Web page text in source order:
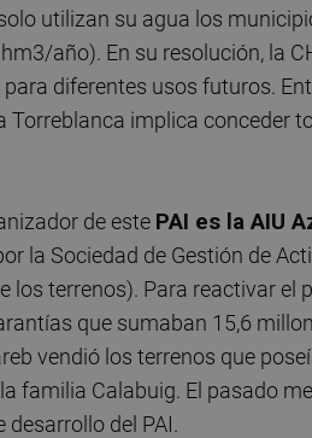
utilizan su agua los
año). En su resolución, la
para diferentes usos futuros.
Torreblanca implica conceder
de este PAI es la AIU
la Sociedad de Gestión de
los terrenos). Para reactivar
que sumaban 15,6
vendió los terrenos que
familia Calabuig. El pasado
desarrollo del PAI.